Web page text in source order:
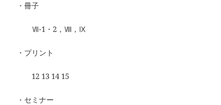
・冊子
Ⅶ-1・2，Ⅷ，Ⅸ
・プリント
12 13 14 15
・セミナー